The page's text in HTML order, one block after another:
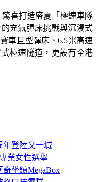
驚喜打造盛夏「極速車隊
充氣彈床挑戰與沉浸式
車巨型彈床、6.5米高速
極速隧道，更設有全港